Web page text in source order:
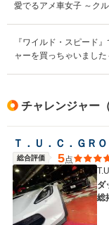
愛でるアメ車女子 ～ク
『ワイルド・スピード
ャーを買っちゃいました
チャレンジャー
総合評価 5点
ダ
総